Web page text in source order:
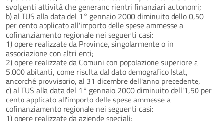
svolgenti attività che generano rientri finanziari autonomi;
b) al TUS alla data del 1° gennaio 2000 diminuito dello 0,50
per cento applicato all'importo delle spese ammesse a
cofinanziamento regionale nei seguenti casi:
1) opere realizzate da Province, singolarmente o in
associazione con altri enti;
2) opere realizzate da Comuni con popolazione superiore a
5.000 abitanti, come risulta dal dato demografico Istat,
ancorché provvisorio, al 31 dicembre dell'anno precedente;
c) al TUS alla data del 1° gennaio 2000 diminuito dell'1,50 per
cento applicato all'importo delle spese ammesse a
cofinanziamento regionale nei seguenti casi:
1) opere realizzate da aziende speciali;